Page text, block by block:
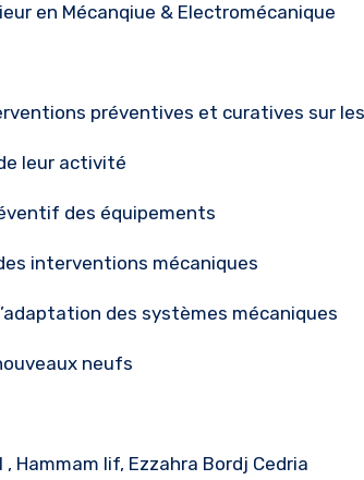
en Mécanqiue & Electromécanique
préventives et curatives sur
leur activité
des équipements
interventions mécaniques
des systèmes mécaniques
neufs
Hammam lif, Ezzahra Bordj Cedria